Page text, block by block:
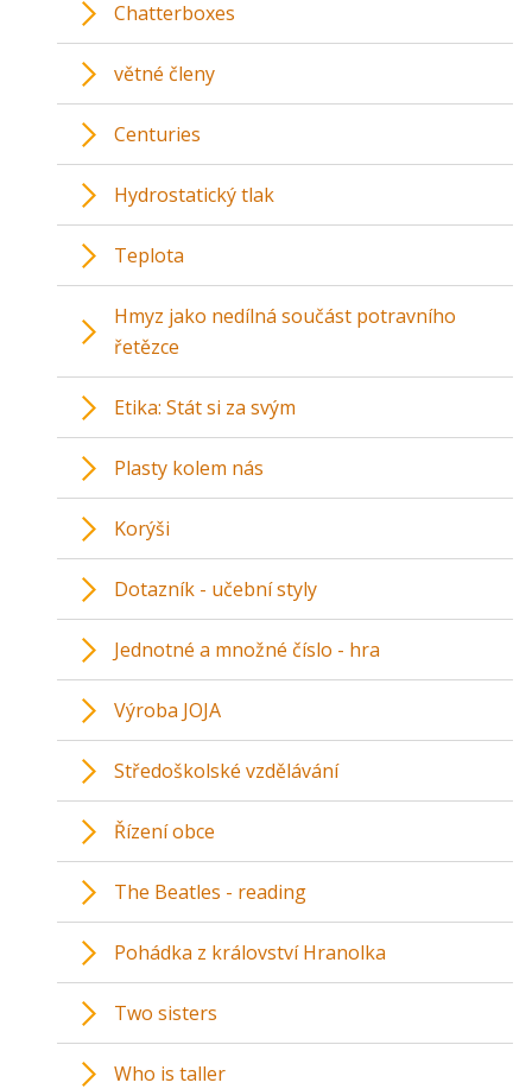
Chatterboxes
větné členy
Centuries
Hydrostatický tlak
Teplota
Hmyz jako nedílná součást potravního
řetězce
Etika: Stát si za svým
Plasty kolem nás
Korýši
Dotazník - učební styly
Jednotné a množné číslo - hra
Výroba JOJA
Středoškolské vzdělávání
Řízení obce
The Beatles - reading
Pohádka z království Hranolka
Two sisters
Who is taller